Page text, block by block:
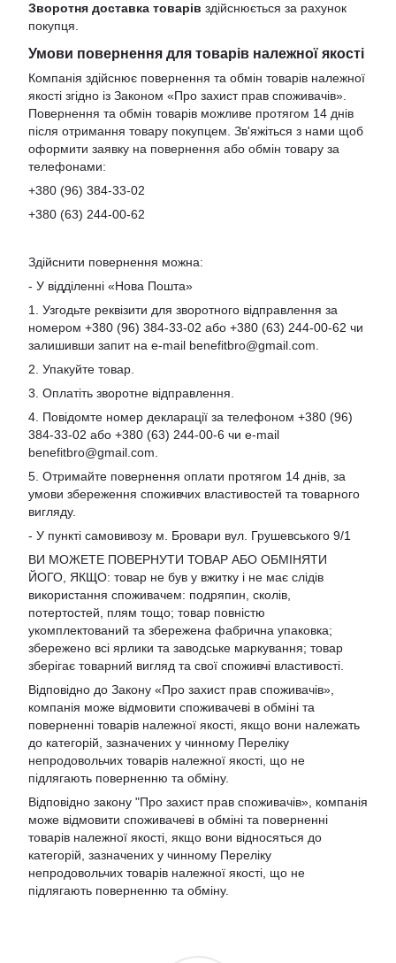
Зворотня доставка товарів здійснюється за рахунок
покупця.
Умови повернення для товарів належної якості
Компанія здійснює повернення та обмін товарів належної
якості згідно із Законом «Про захист прав споживачів».
Повернення та обмін товарів можливе протягом 14 днів
після отримання товару покупцем. Зв'яжіться з нами щоб
оформити заявку на повернення або обмін товару за
телефонами:
+380 (96) 384-33-02
+380 (63) 244-00-62
Здійснити повернення можна:
- У відділенні «Нова Пошта»
1. Узгодьте реквізити для зворотного відправлення за
номером +380 (96) 384-33-02 або +380 (63) 244-00-62 чи
залишивши запит на e-mail benefitbro@gmail.com
2. Упакуйте товар.
3. Оплатіть зворотне відправлення.
4. Повідомте номер декларації за телефоном +380 (96)
384-33-02 або +380 (63) 244-00-6 чи e-mail
benefitbro@gmail.com
5. Отримайте повернення оплати протягом 14 днів, за
умови збереження споживчих властивостей та товарного
вигляду.
- У пункті самовивозу м. Бровари вул. Грушевського 9/1
ВИ МОЖЕТЕ ПОВЕРНУТИ ТОВАР АБО ОБМІНЯТИ
ЙОГО, ЯКЩО: товар не був у вжитку і не має слідів
використання споживачем: подряпин, сколів,
потертостей, плям тощо; товар повністю
укомплектований та збережена фабрична упаковка;
збережено всі ярлики та заводське маркування; товар
зберігає товарний вигляд та свої споживчі властивості.
Відповідно до Закону «Про захист прав споживачів»,
компанія може відмовити споживачеві в обміні та
поверненні товарів належної якості, якщо вони належать
до категорій, зазначених у чинному Переліку
непродовольчих товарів належної якості, що не
підлягають поверненню та обміну.
Відповідно закону "Про захист прав споживачів» , компанія
може відмовити споживачеві в обміні та поверненні
товарів належної якості, якщо вони відносяться до
категорій, зазначених у чинному Переліку
непродовольчих товарів належної якості, що не
підлягають поверненню та обміну.